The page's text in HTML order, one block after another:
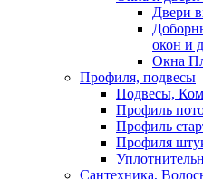
Двери
окон и
Окна
Профиля, подвесы
Подвесы,
Профиль
Профиль
Профиля
Сантехника,